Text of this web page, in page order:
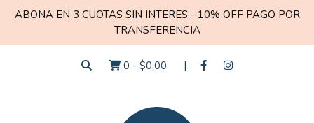
ABONA EN 3 CUOTAS SIN INTERES - 10% OFF PAGO POR
TRANSFERENCIA
0 - $0,00